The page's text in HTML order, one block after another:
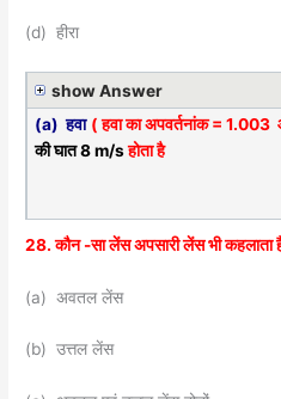
(d) हीरा
show Answer
(a) हवा ( हवा का अपवर्तनांक = 1.003
की घात 8 m/sहोता है
28. कौन -सा लेंस अपसारी लेंस भी कहलाता
(a) अवतल लेंस
(b) उत्तल लेंस